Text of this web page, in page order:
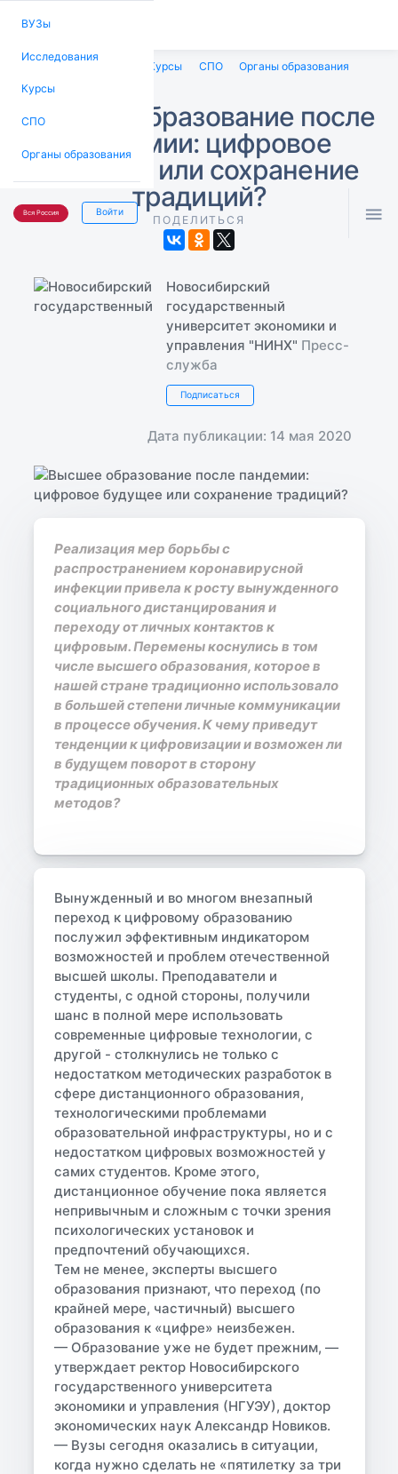
ВУЗы
Исследования
Курсы
СПО
Органы образования
Вся Россия Войти 
Исследования Курсы СПО Органы образования
Высшее образование после
пандемии: цифровое
будущее или сохранение
традиций?
ПОДЕЛИТЬСЯ
Новосибирский
государственный
университет экономики и
управления "НИНХ" Пресс-
служба
Подписаться
Дата публикации: 14 мая 2020
Реализация мер борьбы с
распространением коронавирусной
инфекции привела к росту вынужденного
социального дистанцирования и
переходу от личных контактов к
цифровым. Перемены коснулись в том
числе высшего образования, которое в
нашей стране традиционно использовало
в большей степени личные коммуникации
в процессе обучения. К чему приведут
тенденции к цифровизации и возможен ли
в будущем поворот в сторону
традиционных образовательных
методов?
Вынужденный и во многом внезапный
переход к цифровому образованию
послужил эффективным индикатором
возможностей и проблем отечественной
высшей школы. Преподаватели и
студенты, с одной стороны, получили
шанс в полной мере использовать
современные цифровые технологии, с
другой - столкнулись не только с
недостатком методических разработок в
сфере дистанционного образования,
технологическими проблемами
образовательной инфраструктуры, но и с
недостатком цифровых возможностей у
самих студентов. Кроме этого,
дистанционное обучение пока является
непривычным и сложным с точки зрения
психологических установок и
предпочтений обучающихся.
Тем не менее, эксперты высшего
образования признают, что переход (по
крайней мере, частичный) высшего
образования к «цифре» неизбежен.
— Образование уже не будет прежним, —
утверждает ректор Новосибирского
государственного университета
экономики и управления (НГУЭУ), доктор
экономических наук Александр Новиков.
— Вузы сегодня оказались в ситуации,
когда нужно сделать не «пятилетку за три